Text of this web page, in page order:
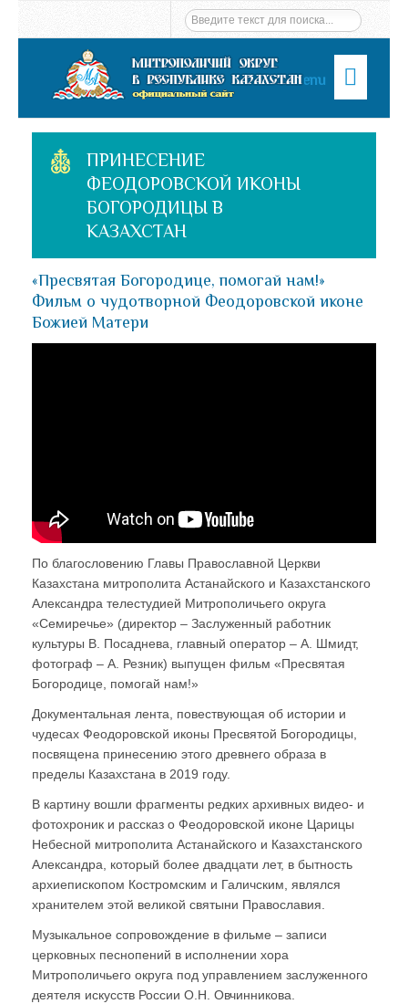
Menu
ПРИНЕСЕНИЕ
ФЕОДОРОВСКОЙ ИКОНЫ
БОГОРОДИЦЫ В
КАЗАХСТАН
«Пресвятая Богородице, помогай нам!»
Фильм о чудотворной Феодоровской иконе
Божией Матери
По благословению Главы Православной Церкви
Казахстана митрополита Астанайского и Казахстанского
Александра телестудией Митрополичьего округа
«Семиречье» (директор – Заслуженный работник
культуры В. Посаднева, главный оператор – А. Шмидт,
фотограф – А. Резник) выпущен фильм «Пресвятая
Богородице, помогай нам!»
Документальная лента, повествующая об истории и
чудесах Феодоровской иконы Пресвятой Богородицы,
посвящена принесению этого древнего образа в
пределы Казахстана в 2019 году.
В картину вошли фрагменты редких архивных видео- и
фотохроник и рассказ о Феодоровской иконе Царицы
Небесной митрополита Астанайского и Казахстанского
Александра, который более двадцати лет, в бытность
архиепископом Костромским и Галичским, являлся
хранителем этой великой святыни Православия.
Музыкальное сопровождение в фильме – записи
церковных песнопений в исполнении хора
Митрополичьего округа под управлением заслуженного
деятеля искусств России О.Н. Овчинникова.